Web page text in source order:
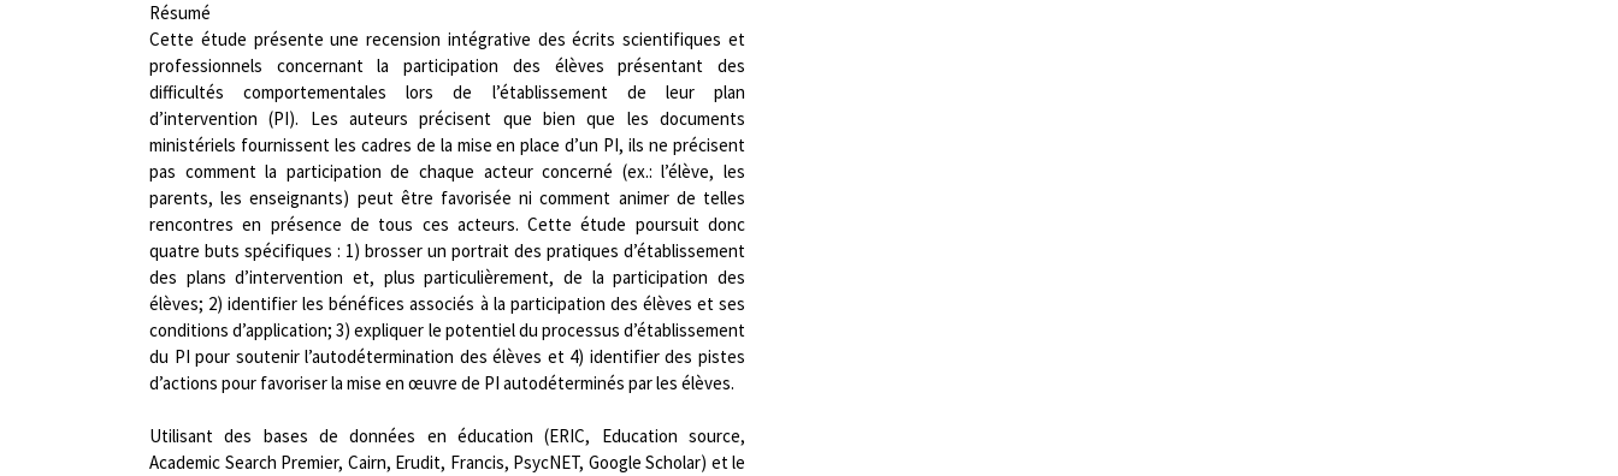
Résumé
Cette étude présente une recension intégrative des écrits scientifiques et
professionnels concernant la participation des élèves présentant des
difficultés comportementales lors de l’établissement de leur plan
d’intervention (PI). Les auteurs précisent que bien que les documents
ministériels fournissent les cadres de la mise en place d’un PI, ils ne précisent
pas comment la participation de chaque acteur concerné (ex.: l’élève, les
parents, les enseignants) peut être favorisée ni comment animer de telles
rencontres en présence de tous ces acteurs. Cette étude poursuit donc
quatre buts spécifiques : 1) brosser un portrait des pratiques d’établissement
des plans d’intervention et, plus particulièrement, de la participation des
élèves; 2) identifier les bénéfices associés à la participation des élèves et ses
conditions d’application; 3) expliquer le potentiel du processus d’établissement
du PI pour soutenir l’autodétermination des élèves et 4) identifier des pistes
d’actions pour favoriser la mise en œuvre de PI autodéterminés par les élèves.
Utilisant des bases de données en éducation (ERIC, Education source,
Academic Search Premier, Cairn, Erudit, Francis, PsycNET, Google Scholar) et le